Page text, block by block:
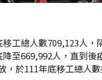
工總人數709,123人，
至669,992人，直到後
，於111年底移工總人